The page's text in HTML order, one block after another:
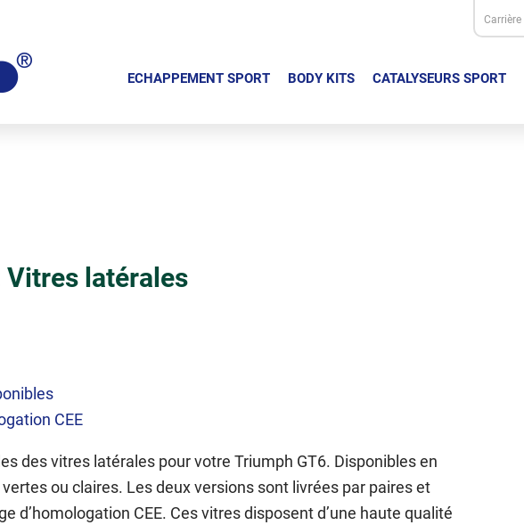
Carrière
n
ECHAPPEMENT SPORT BODY KITS CATALYSEURS SPORT
Vitres latérales
CEE
des vitres latérales pour votre Triumph GT6. Disponibles en
ou claires. Les deux versions sont livrées par paires et
d’homologation CEE. Ces vitres disposent d’une haute qualité